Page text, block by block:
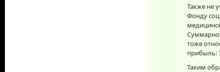
Также не
Фонду
Суммарно
тоже
прибыль:
Таким